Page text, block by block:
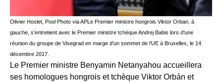
Olivier Hoslet, Pool Photo via APLe Premier ministre hongrois Viktor Orban, à
gauche, s’entretient avec le Premier ministre tchèque Andrej Babis lors d’une
réunion du groupe de Visegrad en marge d’un sommet de l’UE à Bruxelles, le 14
décembre 2017.
Le Premier ministre Benyamin Netanyahou accueillera
ses homologues hongrois et tchèque Viktor Orbán et